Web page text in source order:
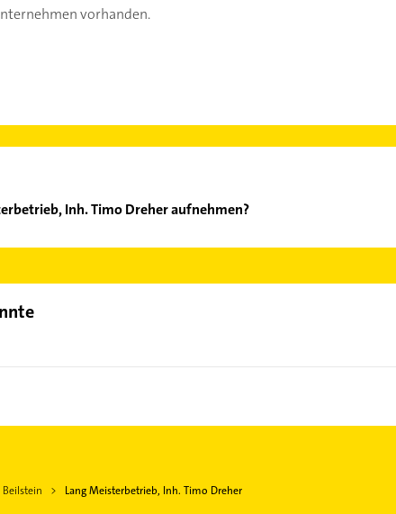
vorhanden.
Inh. Timo Dreher aufnehmen?
Lang Meisterbetrieb, Inh. Timo Dreher